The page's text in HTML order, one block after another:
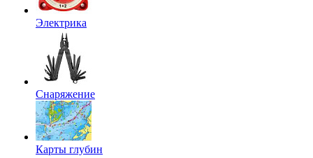
Электрика
Снаряжение
Карты глубин